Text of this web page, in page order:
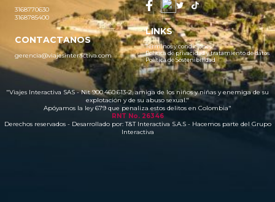
3168770630
3168785400
CONTACTANOS
gerencia@viajesinteractiva.com
LINKS
Términos y condiciones
Política de privacidad y tratamiento de datos
Política de Sostenibilidad
"Viajes Interactiva SAS - Nit 900.460.613-2, amiga de los niños y niñas y enemiga de su
explotación y de su abuso sexual."
Apóyamos la ley 679 que penaliza estos delitos en Colombia"
RNT No. 26346
Derechos reservados - Desarrollado por:T&T Interactiva S.A.S- Hacemos parte del Grupo
Interactiva